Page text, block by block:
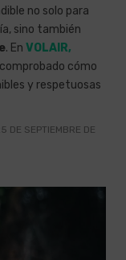
no solo para
sino también
. En VOLAIR,
cómo
y respetuosas
DE SEPTIEMBRE DE